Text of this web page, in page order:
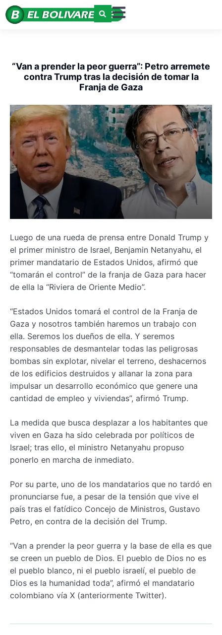
“Van a prender la peor guerra”: Petro arremete
contra Trump tras la decisión de tomar la
Franja de Gaza
Luego de una rueda de prensa entre Donald Trump y
el primer ministro de Israel, Benjamin Netanyahu, el
primer mandatario de Estados Unidos, afirmó que
“tomarán el control” de la franja de Gaza para hacer
de ella la “Riviera de Oriente Medio”.
“Estados Unidos tomará el control de la Franja de
Gaza y nosotros también haremos un trabajo con
ella. Seremos los dueños de ella. Y seremos
responsables de desmantelar todas las peligrosas
bombas sin explotar, nivelar el terreno, deshacernos
de los edificios destruidos y allanar la zona para
impulsar un desarrollo económico que genere una
cantidad de empleo y viviendas”, afirmó Trump.
La medida que busca desplazar a los habitantes que
viven en Gaza ha sido celebrada por políticos de
Israel; tras ello, el ministro Netanyahu propuso
ponerlo en marcha de inmediato.
Por su parte, uno de los mandatarios que no tardó en
pronunciarse fue, a pesar de la tensión que vive el
país tras el fatídico Concejo de Ministros, Gustavo
Petro, en contra de la decisión del Trump.
“Van a prender la peor guerra y la base de ella es que
se creen un pueblo de Dios. El pueblo de Dios no es
el pueblo blanco, ni el pueblo israelí, el pueblo de
Dios es la humanidad toda”, afirmó el mandatario
colombiano vía X (anteriormente Twitter).